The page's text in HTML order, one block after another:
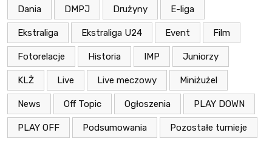
Dania DMPJ Drużyny E-liga
Ekstraliga Ekstraliga U24 Event Film
Fotorelacje Historia IMP Juniorzy
KLŻ Live Live meczowy Miniżużel
News Off Topic Ogłoszenia PLAY DOWN
PLAY OFF Podsumowania Pozostałe turnieje